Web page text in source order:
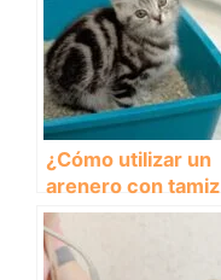
¿Cómo utilizar un
arenero con tamiz
para gatos?